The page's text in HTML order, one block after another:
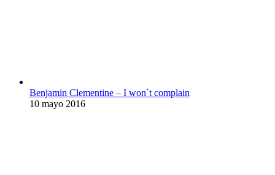
Benjamin Clementine – I won´t complain
10 mayo 2016